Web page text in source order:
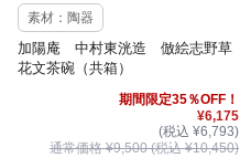
素材：陶器
加陽庵 中村東洸造 倣絵志野草
花文茶碗（共箱）
期間限定35％OFF！
¥6,175
(税込 ¥6,793)
通常価格 ¥9,500 (税込 ¥10,450)